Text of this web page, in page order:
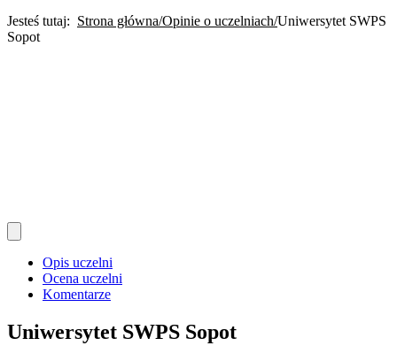
Jesteś tutaj: Strona główna Opinie o uczelniach Uniwersytet SWPS
Sopot
Opis uczelni
Ocena uczelni
Komentarze
Uniwersytet SWPS Sopot